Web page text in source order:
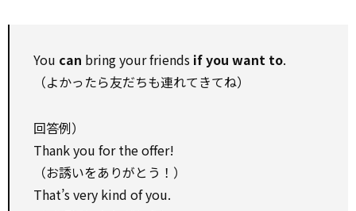
You can bring your friends if you want to.
（よかったら友だちも連れてきてね）
回答例）
Thank you for the offer!
（お誘いをありがとう！）
That’s very kind of you.